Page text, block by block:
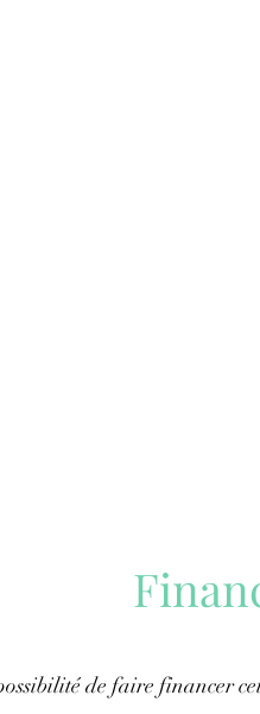
de faire financer